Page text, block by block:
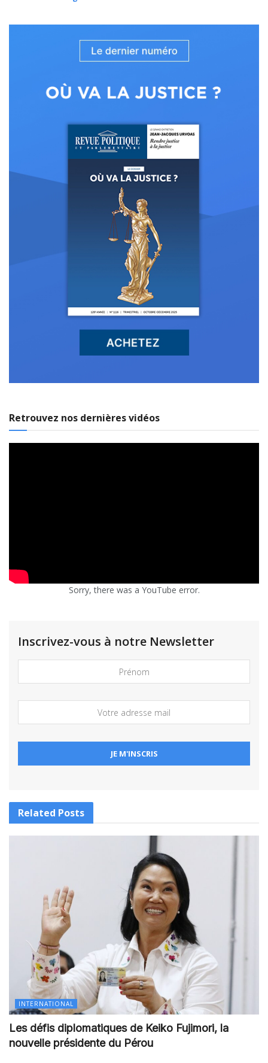
Retrouvez nos dernières vidéos
Sorry, there was a YouTube error.
Inscrivez-vous à notre Newsletter
Related Posts
INTERNATIONAL
Les défis diplomatiques de Keiko Fujimori, la
nouvelle présidente du Pérou